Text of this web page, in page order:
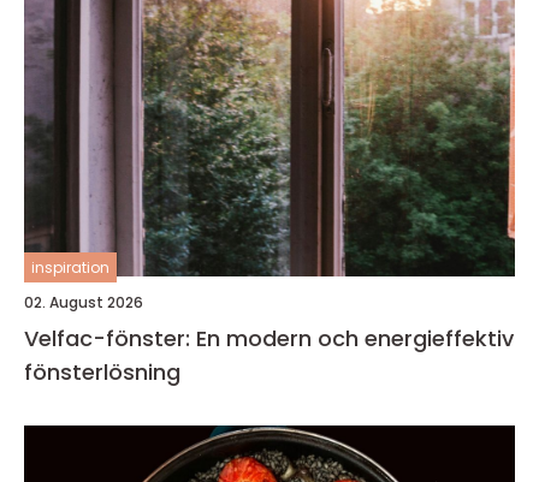
inspiration
02. August 2026
Velfac-fönster: En modern och energieffektiv
fönsterlösning